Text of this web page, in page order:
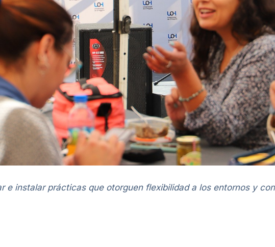
e instalar prácticas que otorguen flexibilidad a los entornos y